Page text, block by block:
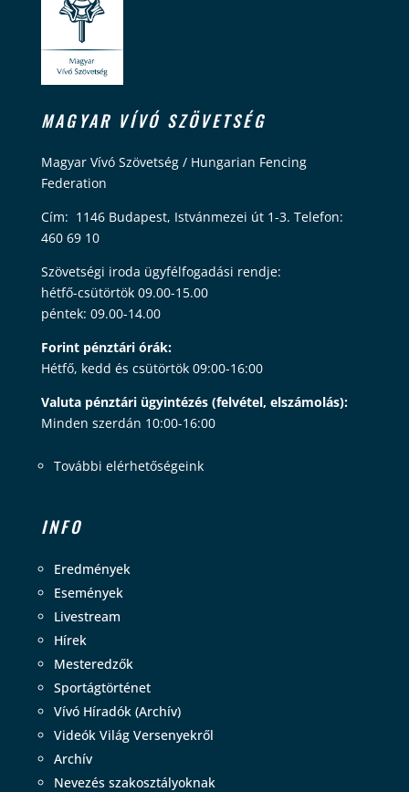
MAGYAR VÍVÓ SZÖVETSÉG
Magyar Vívó Szövetség / Hungarian Fencing
Federation
Cím: 1146 Budapest, Istvánmezei út 1-3. Telefon:
460 69 10
Szövetségi iroda ügyfélfogadási rendje:
hétfő-csütörtök 09.00-15.00
péntek: 09.00-14.00
Forint pénztári órák:
Hétfő, kedd és csütörtök 09:00-16:00
Valuta pénztári ügyintézés (felvétel, elszámolás):
Minden szerdán 10:00-16:00
További elérhetőségeink
INFO
Eredmények
Események
Livestream
Hírek
Mesteredzők
Sportágtörténet
Vívó Híradók (Archív)
Videók Világ Versenyekről
Archív
Nevezés szakosztályoknak